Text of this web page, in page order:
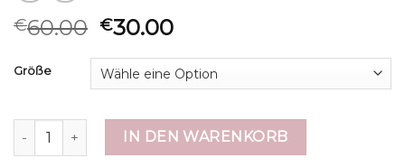
€60.00 €30.00
Größe
rabe pullover fabrikverkauf Menge
IN DEN WARENKORB